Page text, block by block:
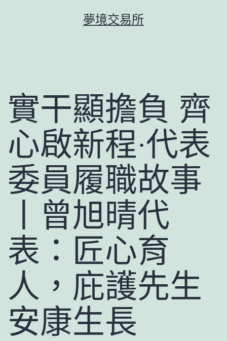
夢境交易所
實干顯擔負 齊
心啟新程·代表
委員履職故事
丨曾旭晴代
表：匠心育
人，庇護先生
安康生長